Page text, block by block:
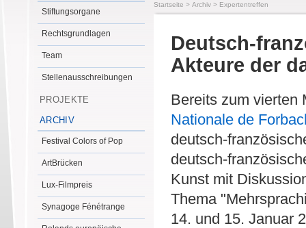
Stiftungsorgane
Rechtsgrundlagen
Team
Stellenausschreibungen
PROJEKTE
ARCHIV
Festival Colors of Pop
ArtBrücken
Lux-Filmpreis
Synagoge Fénétrange
Startseite > Archiv > Expertentreffen
Deutsch-
Akteure der
Bereits zum vierten
Nationale de
deutsch-
deutsch-
Kunst mit
Thema
14. und 15. Januar